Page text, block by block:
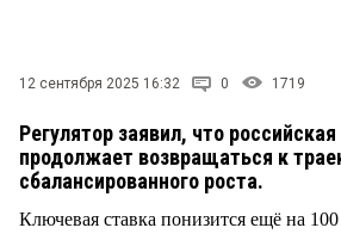
СТИЛЬ ЖИЗНИ
12 сентября 2025 16:32 0 1719
Регулятор заявил, что
продолжает возвращаться к
сбалансированного роста.
Ключевая ставка понизится ещё на